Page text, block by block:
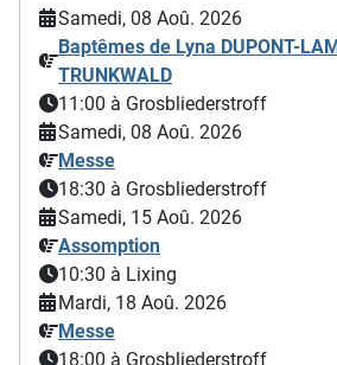
Samedi, 08 Aoû. 2026
Baptêmes de Lyna DUPONT-
TRUNKWALD
11:00 à Grosbliederstroff
Samedi, 08 Aoû. 2026
Messe
18:30 à Grosbliederstroff
Samedi, 15 Aoû. 2026
Assomption
10:30 à Lixing
Mardi, 18 Aoû. 2026
Messe
18:00 à Grosbliederstroff